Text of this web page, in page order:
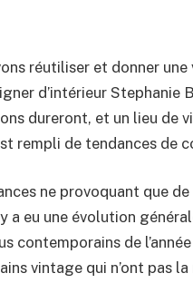
réutiliser et donner une
d’intérieur Stephanie
dureront, et un lieu de
rempli de tendances de
ne provoquant que
a eu une évolution
contemporains de
vintage qui n’ont pas